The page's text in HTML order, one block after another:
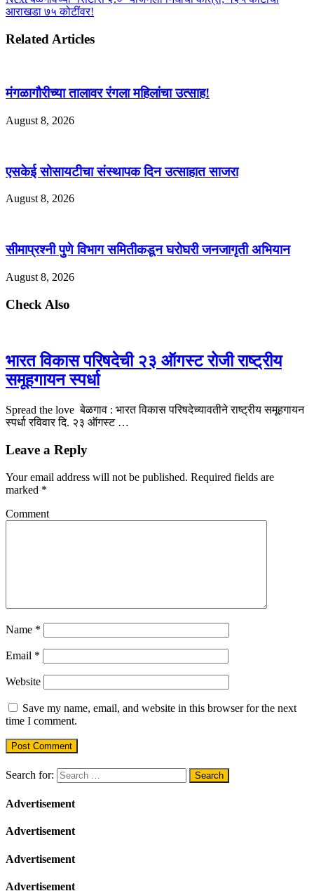
आराखडा ७५ कोटींवर!
Related Articles
मंगळागौरीच्या तालावर रंगला महिलांचा उत्साह!
August 8, 2026
एसकेई सोसायटीचा संस्थापक दिन उत्साहात साजरा
August 8, 2026
सीमाप्रश्नी पुणे विभाग समितीकडून घरोघरी जनजागृती अभियान
August 8, 2026
Check Also
भारत विकास परिषदेची २३ ऑगस्ट रोजी राष्ट्रीय
समूहगायन स्पर्धा
Spread the love बेळगाव : भारत विकास परिषदेच्यावतीने राष्ट्रीय समूहगायन
स्पर्धा रविवार दि. २३ ऑगस्ट …
Leave a Reply
Your email address will not be published. Required fields are
marked *
Comment
Name *
Email *
Website
Save my name, email, and website in this browser for the next
time I comment.
Search for:
Advertisement
Advertisement
Advertisement
Advertisement